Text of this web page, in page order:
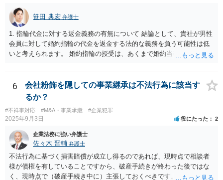
現在・将来ともに存在しないと断言でき」ないということであれば、
この立証の見込みが立たないでしょうから、訴訟になったとしても、
かかる点で争うべきでしょう（といっても否認すれば足りると思いま
す。）。 以上述べましたが、令和7年12月から令和11年までに発生す
る一切の債権となれば、約4年という一定の期間の将来債権譲渡とな
ます。ご不安な気持ちを解消するために、法律事務所にご相談に赴く
ことを検討されても良いでしょう。
笹田 典宏 弁護士
1. 指輪代金に対する返金義務の有無について 結論として、貴社が男性
会員に対して婚約指輪の代金を返金する法的な義務を負う可能性は低
いと考えられます。 婚約指輪の授受は、あくまで婚約当事者である男
貴社は、その贈与契約の当事者ではありません。したがって、仮に女
性が返金義務を負う場合であっても、貴社が返金義務を負う法的根拠
は見当たりません。 また、国際結婚の仲介契約に関する裁判例では、
会員の個人的な理由による破談で追加的に発生した費用は会員自身が
負担すべきであり、仲介業者に責任がない限り、成婚料の支払いを拒
絶することはできないと判断されています。この裁判例は、仲介業者
の責任範囲が、会員間の個人的な問題とは切り離して考えられること
を示唆しており、本件でも同様に、指輪の返還が貴社の責任範囲外の
問題であると主張する上で参考になります。 2. 今後の対応について
相手方代理人に対し、内容証明郵便などで書面にて貴社の見解を明確
に伝えることが重要です。その書面には、以下の内容を盛り込むこと
6
会社粉飾を隠しての事業継承は不法行為に該当す
るか？
#不祥事対応 #M&A・事業承継 #企業犯罪
2025年9月3日 役にたった 2
企業法務に強い弁護士
佐々木 晋輔 弁護士
不法行為に基づく損害賠償が成立し得るのであれば、現時点で相談者
様が債権を有していることですから、破産手続きが終わった後ではな
く、現時点で（破産手続き中に）主張しておくべきです。 また、「会